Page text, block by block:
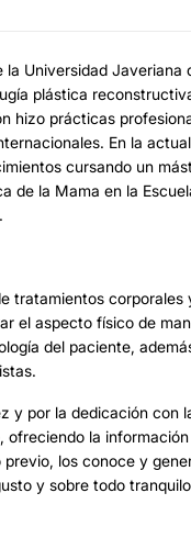
la Universidad Javeriana
plástica
hizo prácticas
En la
cursando un
de la Mama en la
tratamientos corporales
el aspecto físico de
del paciente,
y por la dedicación con
ofreciendo la
los conoce y
y sobre todo